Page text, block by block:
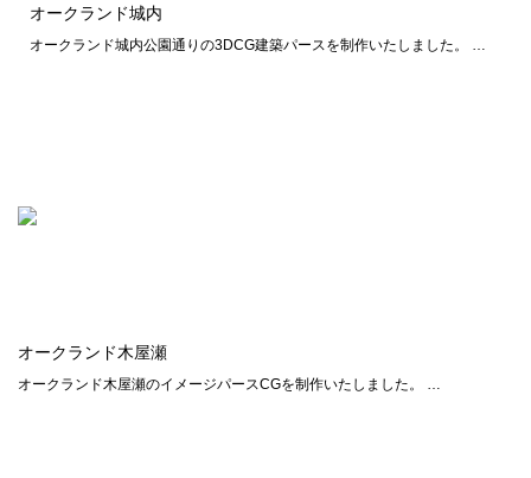
オークランド城内
オークランド城内公園通りの3DCG建築パースを制作いたしました。 …
オークランド木屋瀬
オークランド木屋瀬のイメージパースCGを制作いたしました。 …